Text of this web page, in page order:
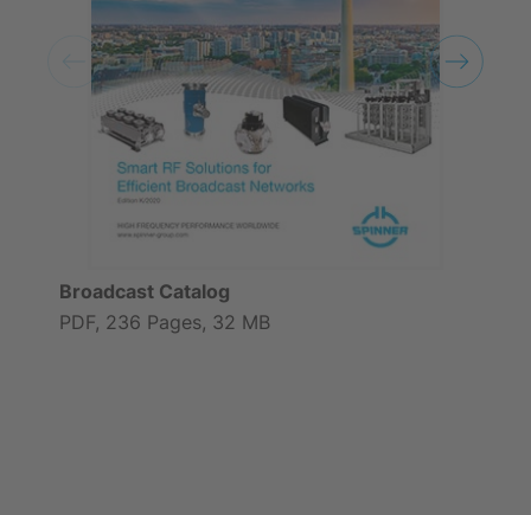
Broadcast Catalog
PDF, 236 Pages, 32 MB